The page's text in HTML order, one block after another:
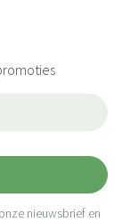
nieuwsbrief en